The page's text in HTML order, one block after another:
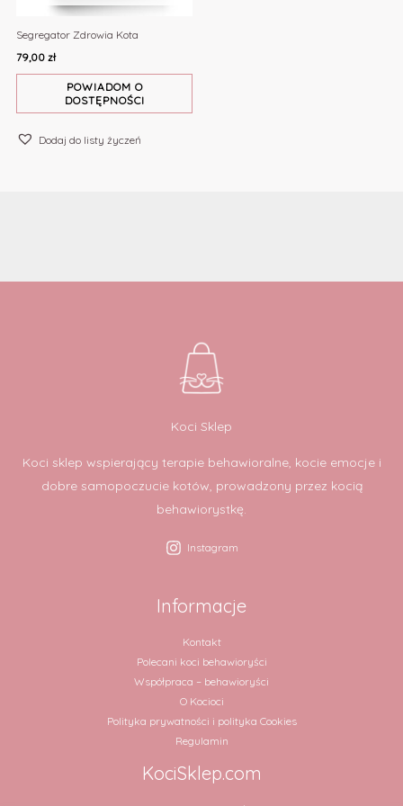
Segregator Zdrowia Kota
79,00zł
POWIADOM O
DOSTĘPNOŚCI
Dodaj do listy życzeń
Koci Sklep
Koci sklep wspierający terapie behawioralne, kocie emocje i
dobre samopoczucie kotów, prowadzony przez kocią
behawiorystkę.
Instagram
Informacje
Kontakt
Polecani koci behawioryści
Współpraca – behawioryści
O Kocioci
Polityka prywatności i polityka Cookies
Regulamin
KociSklep.com